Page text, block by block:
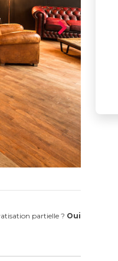
partielle ? Oui